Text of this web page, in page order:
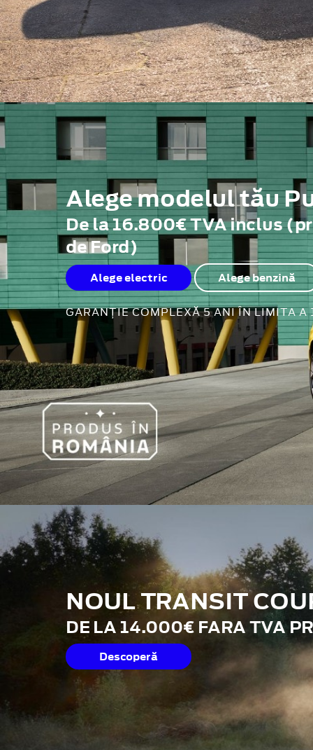
Alege modelul tău
De la 16.800€ TVA inclus
de Ford)
Alege electric Alege benzină
GARANȚIE COMPLEXĂ 5 ANI ÎN LIMITA
NOUL TRANSIT
DE LA 14.000€ FARA TVA
Descoperă